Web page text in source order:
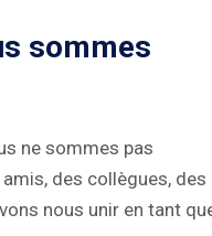
sommes
ne sommes pas
des collègues, des
nous unir en tant